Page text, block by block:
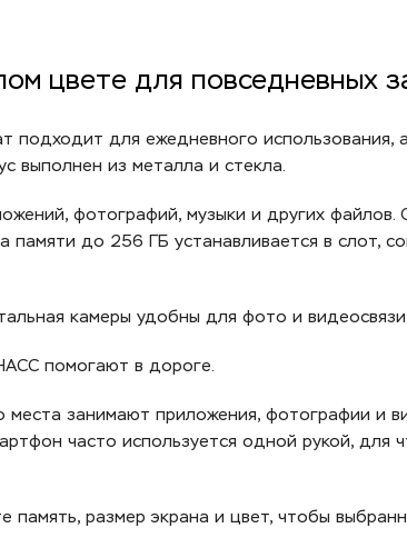
цвете для повседневных
подходит для ежедневного использования,
выполнен из металла и стекла.
фотографий, музыки и других файлов.
памяти до 256 ГБ устанавливается в слот,
камеры удобны для фото и видеосвязи.
помогают в дороге.
занимают приложения, фотографии и
часто используется одной рукой, для
размер экрана и цвет, чтобы